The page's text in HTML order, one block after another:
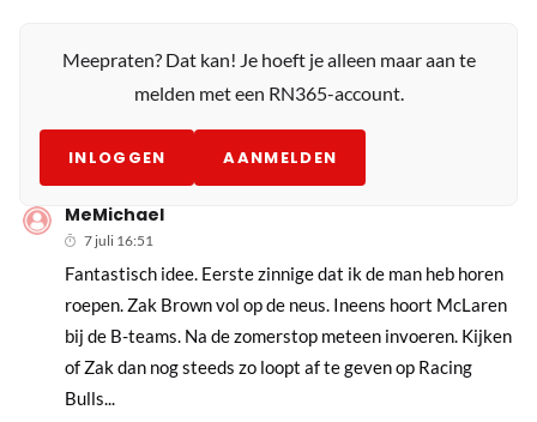
Meepraten? Dat kan! Je hoeft je alleen maar aan te
melden met een RN365-account.
INLOGGEN AANMELDEN
MeMichael
7 juli 16:51
Fantastisch idee. Eerste zinnige dat ik de man heb horen
roepen. Zak Brown vol op de neus. Ineens hoort McLaren
bij de B-teams. Na de zomerstop meteen invoeren. Kijken
of Zak dan nog steeds zo loopt af te geven op Racing
Bulls...